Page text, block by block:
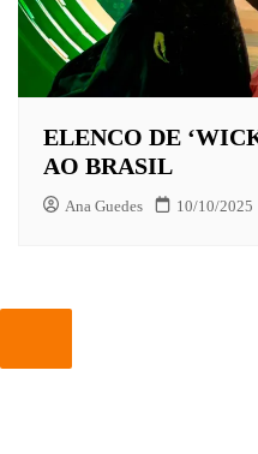
ELENCO DE
AO BRASIL
Ana Guedes 10/10/2025